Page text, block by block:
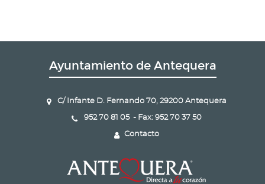
Ayuntamiento de Antequera
C/ Infante D. Fernando 70, 29200 Antequera
952 70 81 05 - Fax: 952 70 37 50
Contacto